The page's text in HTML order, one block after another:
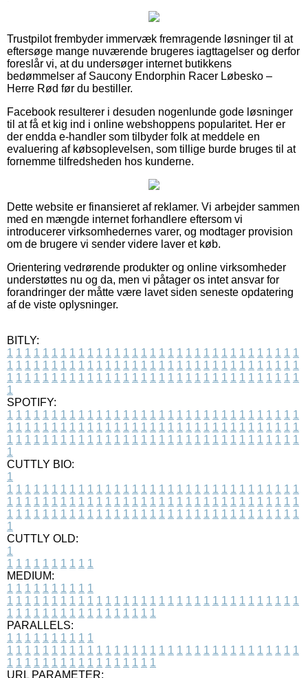
Trustpilot frembyder immervæk fremragende løsninger til at
eftersøge mange nuværende brugeres iagttagelser og derfor
foreslår vi, at du undersøger internet butikkens
bedømmelser af Saucony Endorphin Racer Løbesko –
Herre Rød før du bestiller.
Facebook resulterer i desuden nogenlunde gode løsninger
til at få et kig ind i online webshoppens popularitet. Her er
der endda e-handler som tilbyder folk at meddele en
evaluering af købsoplevelsen, som tillige burde bruges til at
fornemme tilfredsheden hos kunderne.
Dette website er finansieret af reklamer. Vi arbejder sammen
med en mængde internet forhandlere eftersom vi
introducerer virksomhedernes varer, og modtager provision
om de brugere vi sender videre laver et køb.
Orientering vedrørende produkter og online virksomheder
understøttes nu og da, men vi påtager os intet ansvar for
forandringer der måtte være lavet siden seneste opdatering
af de viste oplysninger.
BITLY:
1 1 1 1 1 1 1 1 1 1 1 1 1 1 1 1 1 1 1 1 1 1 1 1 1 1 1 1 1 1 1 1 1
1 1 1 1 1 1 1 1 1 1 1 1 1 1 1 1 1 1 1 1 1 1 1 1 1 1 1 1 1 1 1 1 1
1 1 1 1 1 1 1 1 1 1 1 1 1 1 1 1 1 1 1 1 1 1 1 1 1 1 1 1 1 1 1 1 1
1
SPOTIFY:
1 1 1 1 1 1 1 1 1 1 1 1 1 1 1 1 1 1 1 1 1 1 1 1 1 1 1 1 1 1 1 1 1
1 1 1 1 1 1 1 1 1 1 1 1 1 1 1 1 1 1 1 1 1 1 1 1 1 1 1 1 1 1 1 1 1
1 1 1 1 1 1 1 1 1 1 1 1 1 1 1 1 1 1 1 1 1 1 1 1 1 1 1 1 1 1 1 1 1
1
CUTTLY BIO:
1
1 1 1 1 1 1 1 1 1 1 1 1 1 1 1 1 1 1 1 1 1 1 1 1 1 1 1 1 1 1 1 1 1
1 1 1 1 1 1 1 1 1 1 1 1 1 1 1 1 1 1 1 1 1 1 1 1 1 1 1 1 1 1 1 1 1
1 1 1 1 1 1 1 1 1 1 1 1 1 1 1 1 1 1 1 1 1 1 1 1 1 1 1 1 1 1 1 1 1
1
CUTTLY OLD:
1
1 1 1 1 1 1 1 1 1 1
MEDIUM:
1 1 1 1 1 1 1 1 1 1
1 1 1 1 1 1 1 1 1 1 1 1 1 1 1 1 1 1 1 1 1 1 1 1 1 1 1 1 1 1 1 1 1
1 1 1 1 1 1 1 1 1 1 1 1 1 1 1 1 1
PARALLELS:
1 1 1 1 1 1 1 1 1 1
1 1 1 1 1 1 1 1 1 1 1 1 1 1 1 1 1 1 1 1 1 1 1 1 1 1 1 1 1 1 1 1 1
1 1 1 1 1 1 1 1 1 1 1 1 1 1 1 1 1
URL PARAMETER: